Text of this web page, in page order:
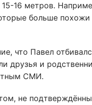
16 метров.
больше похожи
что Павел
друзья и
СМИ.
не